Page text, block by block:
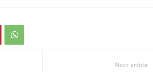
Next article